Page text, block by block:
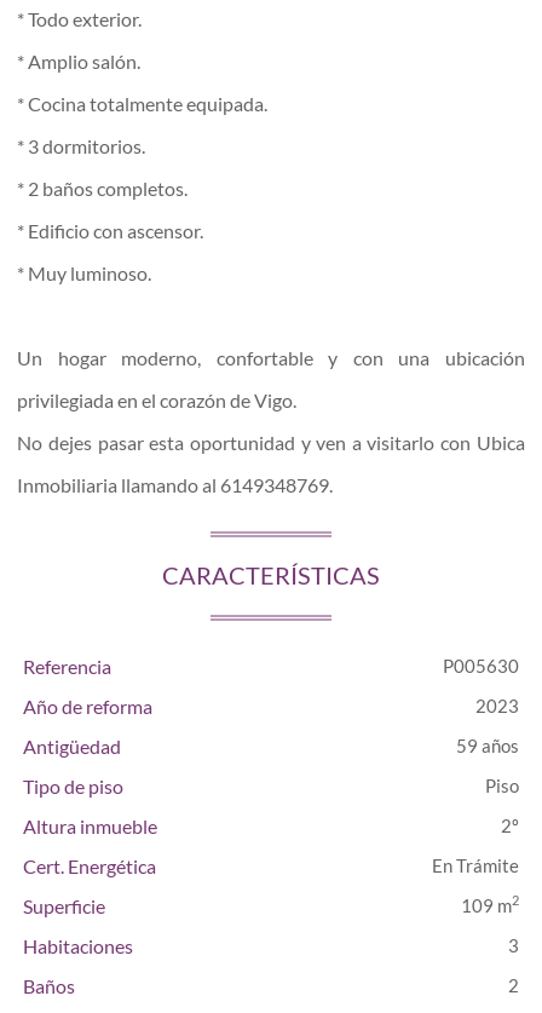
* Todo exterior.
* Amplio salón.
* Cocina totalmente equipada.
* 3 dormitorios.
* 2 baños completos.
* Edificio con ascensor.
* Muy luminoso.
Un hogar moderno, confortable y con una ubicación
privilegiada en el corazón de Vigo.
No dejes pasar esta oportunidad y ven a visitarlo con Ubica
Inmobiliaria llamando al 6149348769.
CARACTERÍSTICAS
Referencia P005630
Año de reforma 2023
Antigüedad 59 años
Tipo de piso Piso
Altura inmueble 2º
Cert. Energética En Trámite
Superficie 109 m2
Habitaciones 3
Baños 2